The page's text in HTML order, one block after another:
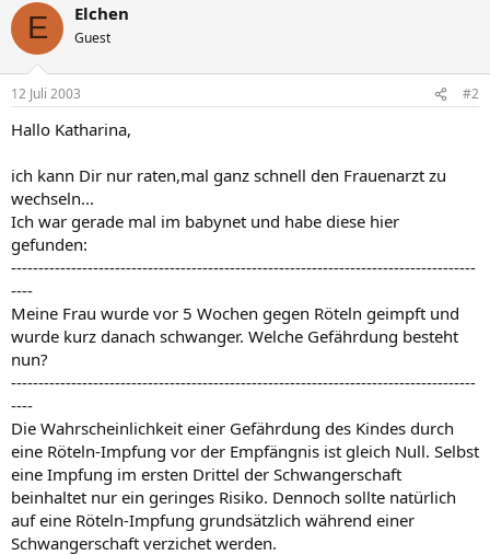
E Elchen
Guest
12 Juli 2003 #2
Hallo Katharina,
ich kann Dir nur raten,mal ganz schnell den Frauenarzt zu
wechseln...
Ich war gerade mal im babynet und habe diese hier
gefunden:
-------------------------------------------------------------------------------------
----
Meine Frau wurde vor 5 Wochen gegen Röteln geimpft und
wurde kurz danach schwanger. Welche Gefährdung besteht
nun?
-------------------------------------------------------------------------------------
----
Die Wahrscheinlichkeit einer Gefährdung des Kindes durch
eine Röteln-Impfung vor der Empfängnis ist gleich Null. Selbst
eine Impfung im ersten Drittel der Schwangerschaft
beinhaltet nur ein geringes Risiko. Dennoch sollte natürlich
auf eine Röteln-Impfung grundsätzlich während einer
Schwangerschaft verzichet werden.